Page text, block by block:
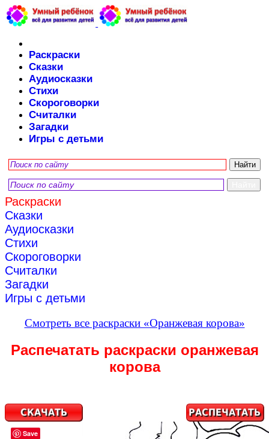
Раскраски
Сказки
Аудиосказки
Стихи
Скороговорки
Считалки
Загадки
Игры с детьми
Раскраски
Сказки
Аудиосказки
Стихи
Скороговорки
Считалки
Загадки
Игры с детьми
Смотреть все раскраски «Оранжевая корова»
Распечатать раскраски оранжевая
корова
Save